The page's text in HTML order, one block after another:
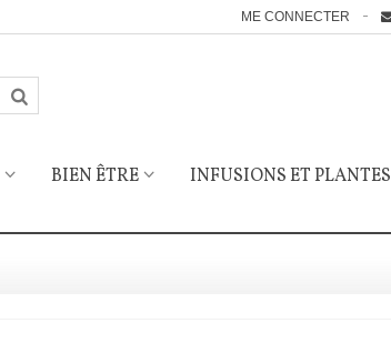
ME CONNECTER
BIEN ÊTRE INFUSIONS ET PLANTES